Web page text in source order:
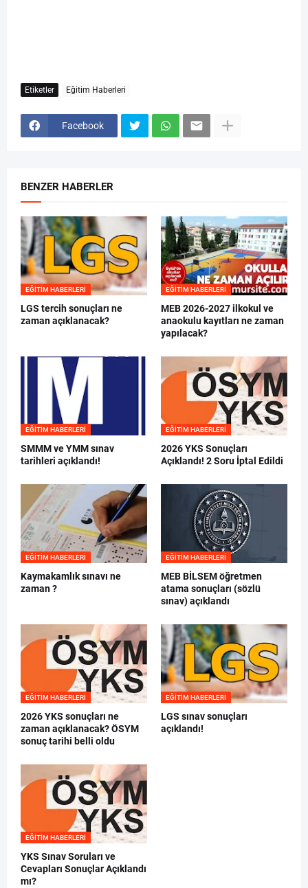
Etiketler Eğitim Haberleri
Facebook
BENZER HABERLER
EĞITIM HABERLERI
LGS tercih sonuçları ne
zaman açıklanacak?
EĞITIM HABERLERI
MEB 2026-2027 ilkokul ve
anaokulu kayıtları ne zaman
yapılacak?
EĞITIM HABERLERI
SMMM ve YMM sınav
tarihleri açıklandı!
EĞITIM HABERLERI
2026 YKS Sonuçları
Açıklandı! 2 Soru İptal Edildi
EĞITIM HABERLERI
Kaymakamlık sınavı ne
zaman ?
EĞITIM HABERLERI
MEB BİLSEM öğretmen
atama sonuçları (sözlü
sınav) açıklandı
EĞITIM HABERLERI
2026 YKS sonuçları ne
zaman açıklanacak? ÖSYM
sonuç tarihi belli oldu
EĞITIM HABERLERI
LGS sınav sonuçları
açıklandı!
EĞITIM HABERLERI
YKS Sınav Soruları ve
Cevapları Sonuçlar Açıklandı
mı?